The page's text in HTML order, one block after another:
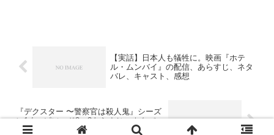
【実話】日本人も犠牲に。映画『ホテ
ル・ムンバイ』の配信、あらすじ、ネタ
バレ、キャスト、感想
『デクスター 〜警察官は殺人鬼』シーズ
ン1 / エピソード2・3あらすじ、ネタバ
レ、感想